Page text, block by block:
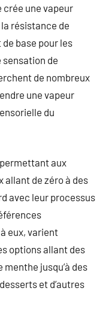
crée une vapeur
résistance de
de base pour les
de
de nombreux
une vapeur
du
aux
allant de zéro à des
avec leur processus
eux, varient
options allant des
jusqu’à des
et d’autres